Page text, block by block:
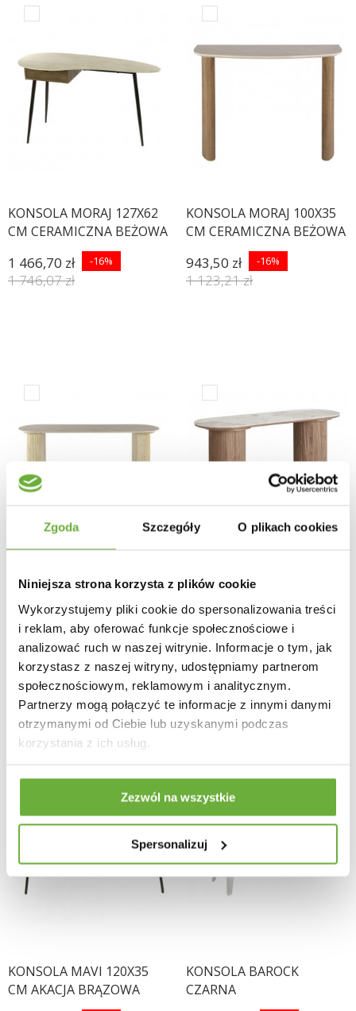
Zgoda Szczegóły O plikach cookies
Niniejsza strona korzysta z plików cookie
Wykorzystujemy pliki cookie do spersonalizowania treści
i reklam, aby oferować funkcje społecznościowe i
analizować ruch w naszej witrynie. Informacje o tym, jak
korzystasz z naszej witryny, udostępniamy partnerom
społecznościowym, reklamowym i analitycznym.
Partnerzy mogą połączyć te informacje z innymi danymi
otrzymanymi od Ciebie lub uzyskanymi podczas
korzystania z ich usług.
Zezwól na wszystkie
Spersonalizuj
KONSOLA MORAJ 127X62
CM CERAMICZNA BEŻOWA
1 466,70 zł -16%
1 746,07 zł
KONSOLA MORAJ 100X35
CM CERAMICZNA BEŻOWA
943,50 zł -16%
1 123,21 zł
KONSOLA TIAGO 120X35
CM CERAMICZNA BEŻOWA
1 394,43 zł -16%
1 660,03 zł
KONSOLA ATHENS 120X40
CM CERAMIKA
937,59 zł -16%
1 116,18 zł
KONSOLA MAVI 120X35
CM AKACJA BRĄZOWA
KONSOLA BAROCK
CZARNA